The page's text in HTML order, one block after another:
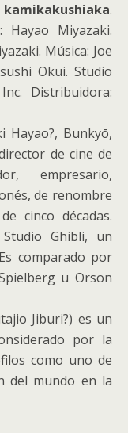
.
Hayao Miyazaki.
Música: Joe
Okui. Studio
Distribuidora:
Bunkyō,
de cine de
empresario,
de renombre
cinco décadas.
Ghibli, un
comparado por
u Orson
Jiburi?) es un
por la
como uno de
del mundo en la